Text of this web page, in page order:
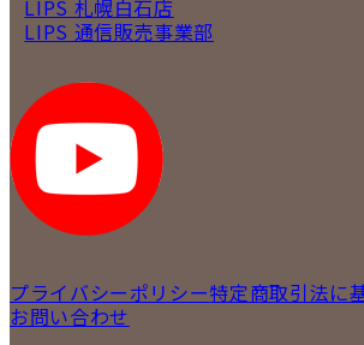
LIPS 札幌白石店
LIPS 通信販売事業部
プライバシーポリシー特定商取引法に
お問い合わせ